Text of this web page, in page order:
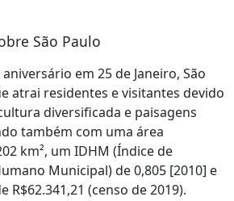
São Paulo
em 25 de Janeiro, São
atrai residentes e visitantes devido
diversificada e paisagens
também com uma área
km², um IDHM (Índice de
Municipal) de 0,805 [2010] e
R$62.341,21 (censo de 2019).